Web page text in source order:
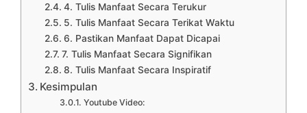
4. Tulis Manfaat Secara Terukur
5. Tulis Manfaat Secara Terikat Waktu
6. Pastikan Manfaat Dapat Dicapai
7. Tulis Manfaat Secara Signifikan
8. Tulis Manfaat Secara Inspiratif
Kesimpulan
Youtube Video: